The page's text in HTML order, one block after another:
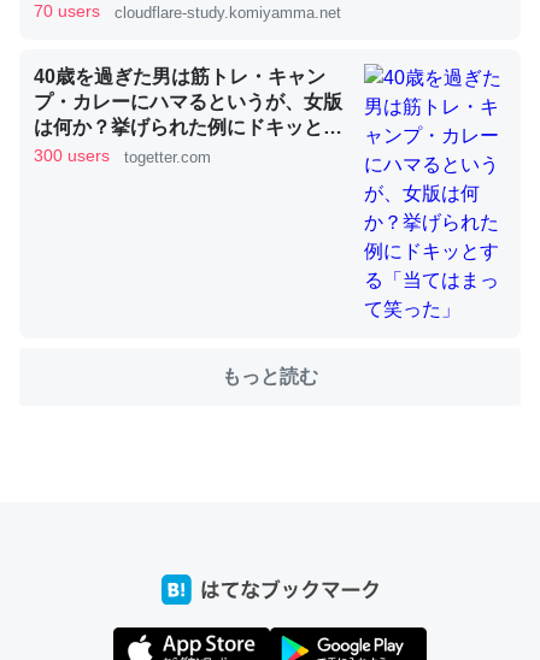
類は苦労してるんだな…。腹足類だと殻を無くしてナメク
─ニュース :: 【研究発表】昆虫学の大問題＝「昆虫はなぜ海にいな
いのか」に関する新仮説
ウチもEchoを実家に置いて４年。でたまに覗いてる。ぼ
ちぼちRingも置こうかと画策中。あと、Googleマップで
位置情報を共有してる。電池残量や充電中かが分かるので
─たまにLINEするくらいだった遠方の父67歳と僕。ITツール導入で
とかSpotifyを支払う孝行もできる。一生で親と会える残
それを実質100倍以上に伸ばす効果があるはず……
70 users cloudflare-study.komiyamma.net
40歳を過ぎた男は筋トレ・キャン
プ・カレーにハマるというが、女版
は何か？挙げられた例にドキッとす
る「当てはまって笑った」
300 users togetter.com
もっと読む